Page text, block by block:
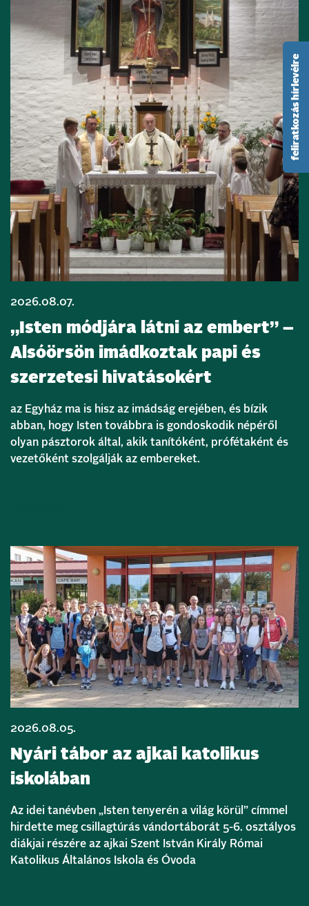
2026.08.07.
„Isten módjára látni az embert” –
Alsóörsön imádkoztak papi és
szerzetesi hivatásokért
az Egyház ma is hisz az imádság erejében, és bízik
abban, hogy Isten továbbra is gondoskodik népéről
olyan pásztorok által, akik tanítóként, prófétaként és
vezetőként szolgálják az embereket.
2026.08.05.
Nyári tábor az ajkai katolikus
iskolában
Az idei tanévben „Isten tenyerén a világ körül” címmel
hirdette meg csillagtúrás vándortáborát 5-6. osztályos
diákjai részére az ajkai Szent István Király Római
Katolikus Általános Iskola és Óvoda
feliratkozás hírlevélre